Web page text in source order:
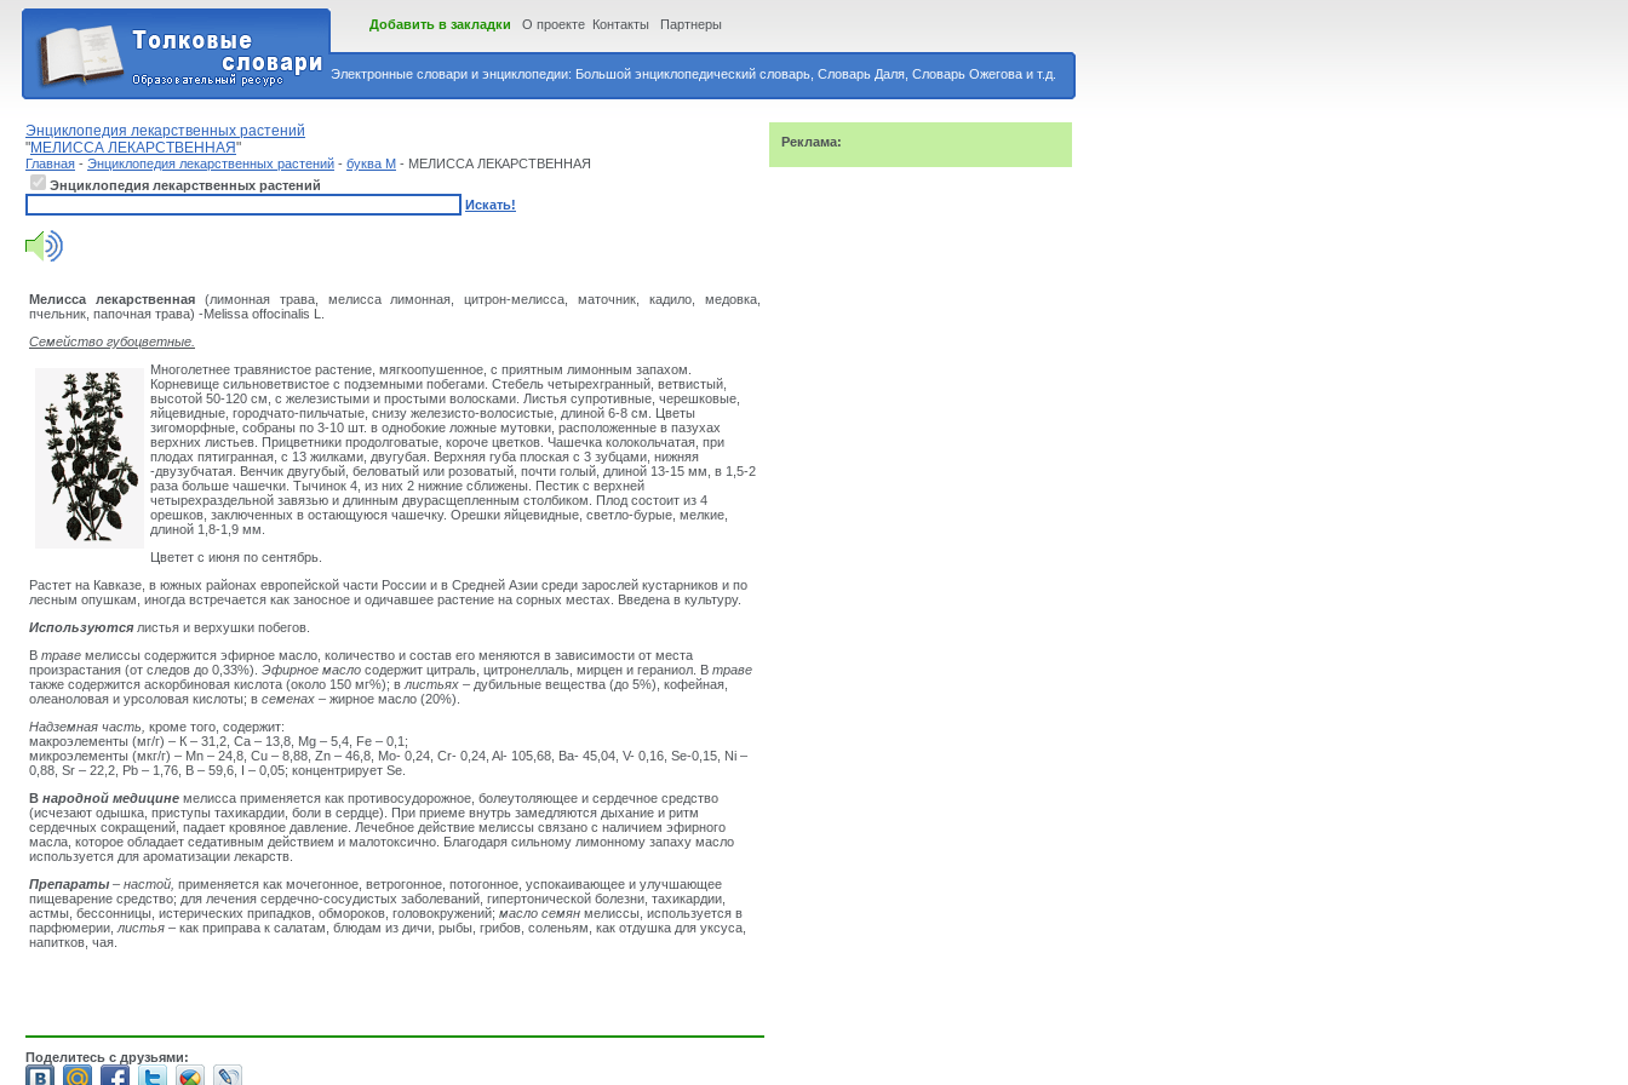
Электронные словари и энциклопедии: Большой энциклопедический словарь, Словарь Даля, Словарь Ожегова и т.д.
Добавить в закладки О проекте Контакты Партнеры
Энциклопедия лекарственных растений
"МЕЛИССА ЛЕКАРСТВЕННАЯ"
Главная - Энциклопедия лекарственных растений - буква М - МЕЛИССА ЛЕКАРСТВЕННАЯ
Энциклопедия лекарственных растений
Искать!
Мелисса лекарственная (лимонная трава, мелисса лимонная, цитрон-мелисса, маточник, кадило, медовка,
пчельник, папочная трава) -Melissa offocinalis L.
Семейство губоцветные
Многолетнее травянистое растение, мягкоопушенное, с приятным лимонным запахом.
Корневище сильноветвистое с подземными побегами. Стебель четырехгранный, ветвистый,
высотой 50-120 см, с железистыми и простыми волосками. Листья супротивные, черешковые,
яйцевидные, городчато-пильчатые, снизу железисто-волосистые, длиной 6-8 см. Цветы
зигоморфные собраны по 3-10 шт. в однобокие ложные мутовки, расположенные в пазухах
верхних листьев. Прицветники продолговатые, короче цветков. Чашечка колокольчатая, при
плодах пятигранная, с 13 жилками, двугубая. Верхняя губа плоская с 3 зубцами, нижняя
-двузубчатая. Венчик двугубый, беловатый или розоватый, почти голый, длиной 13-15 мм, в 1,5-2
раза больше чашечки. Тычинок 4, из них 2 нижние сближены. Пестик с верхней
четырехраздельной завязью и длинным двурасщепленным столбиком. Плод состоит из 4
орешков, заключенных в остающуюся чашечку. Орешки яйцевидные, светло-бурые, мелкие,
длиной 1,8-1,9 мм.
Цветет с июня по сентябрь.
Растет на Кавказе, в южных районах европейской части России и в Средней Азии среди зарослей кустарников и по
лесным опушкам, иногда встречается как заносное и одичавшее растение на сорных местах. Введена в культуру.
Используются листья и верхушки побегов.
В траве мелиссы содержится эфирное масло, количество и состав его меняются в зависимости от места
произрастания (от следов до 0,33%). Эфирное масло содержит цитраль, цитронеллаль, мирцен и гераниол. В траве
также содержится аскорбиновая кислота (около 150 мг%); в листьях – дубильные вещества (до 5%), кофейная,
олеаноловая и урсоловая кислоты; в семенах – жирное масло (20%).
Надземная часть кроме того, содержит:
макроэлементы (мг/г) – К – 31,2, Са – 13,8, Mg – 5,4, Fe – 0,1;
микроэлементы (мкг/г) – Mn – 24,8, Cu – 8,88, Zn – 46,8, Mo- 0,24, Cr- 0,24, Al- 105,68, Ba- 45,04, V- 0,16, Se-0,15, Ni –
0,88, Sr – 22,2, Pb – 1,76, В – 59,6, I – 0,05; концентрирует Se.
В народной медицине мелисса применяется как противосудорожное, болеутоляющее и сердечное средство
(исчезают одышка, приступы тахикардии, боли в сердце). При приеме внутрь замедляются дыхание и ритм
сердечных сокращений, падает кровяное давление. Лечебное действие мелиссы связано с наличием эфирного
масла, которое обладает седативным действием и малотоксично. Благодаря сильному лимонному запаху масло
используется для ароматизации лекарств.
Препараты – настой применяется как мочегонное, ветрогонное, потогонное, успокаивающее и улучшающее
пищеварение средство; для лечения сердечно-сосудистых заболеваний, гипертонической болезни, тахикардии,
астмы, бессонницы, истерических припадков, обмороков, головокружений; масло семян мелиссы, используется в
парфюмерии, листья – как приправа к салатам, блюдам из дичи, рыбы, грибов, соленьям, как отдушка для уксуса,
напитков, чая.
Поделитесь с друзьями:
Реклама: